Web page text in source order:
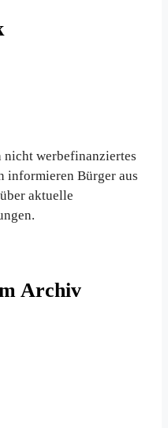
werbefinanziertes
informieren Bürger aus
aktuelle
Archiv